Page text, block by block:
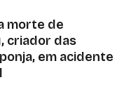
morte de
criador das
em acidente